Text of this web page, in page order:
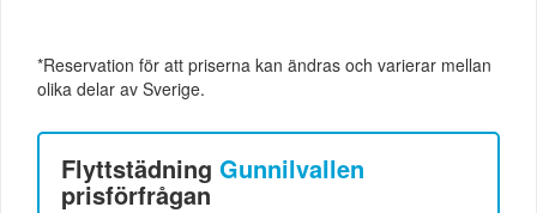
*Reservation för att priserna kan ändras och varierar mellan
olika delar av Sverige.
FlyttstädningGunnilvallen
prisförfrågan